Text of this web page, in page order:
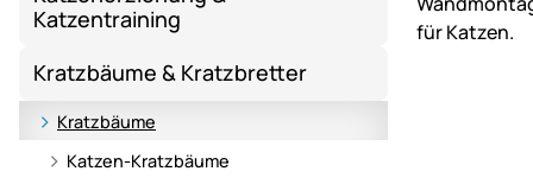
Katzentraining
Kratzbäume & Kratzbretter
Kratzbäume
Katzen-Kratzbäume